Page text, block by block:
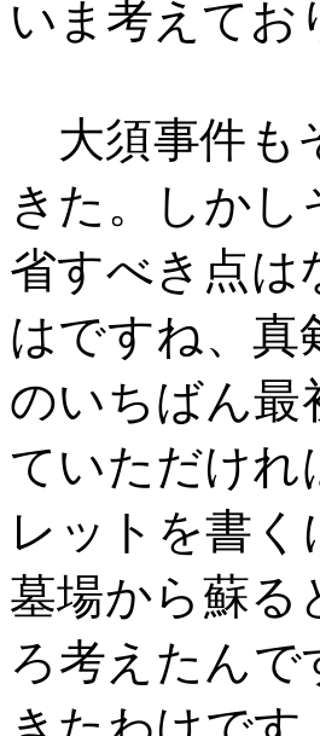
いま考えてお
大須事件も
きた。しか
省すべき点は
はですね、真
のいちばん最
ていただけれ
レットを書
墓場から蘇る
ろ考えたん